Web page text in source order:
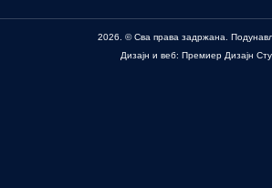
2026. © Сва права задржана.
Дизајн и веб: Премиер Дизајн